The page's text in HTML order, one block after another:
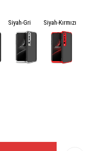
Siyah-Gri Siyah-Kırmızı